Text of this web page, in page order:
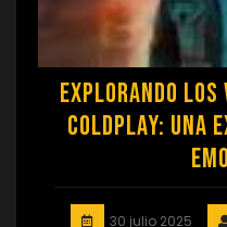
Explorando los
Coldplay: Una
30 julio 2025